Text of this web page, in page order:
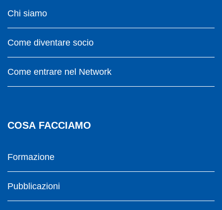
Chi siamo
Come diventare socio
Come entrare nel Network
COSA FACCIAMO
Formazione
Pubblicazioni